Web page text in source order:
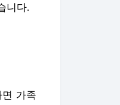
니다.
가족